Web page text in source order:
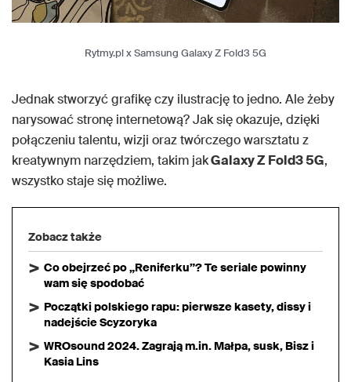
Rytmy.pl x Samsung Galaxy Z Fold3 5G
Jednak stworzyć grafikę czy ilustrację to jedno. Ale żeby
narysować stronę internetową? Jak się okazuje, dzięki
połączeniu talentu, wizji oraz twórczego warsztatu z
kreatywnym narzędziem, takim jakGalaxy Z Fold3 5G,
wszystko staje się możliwe.
Zobacz także
Co obejrzeć po „Reniferku”? Te seriale powinny
wam się spodobać
Początki polskiego rapu: pierwsze kasety, dissy i
nadejście Scyzoryka
WROsound 2024. Zagrają m.in. Małpa, susk, Bisz i
Kasia Lins